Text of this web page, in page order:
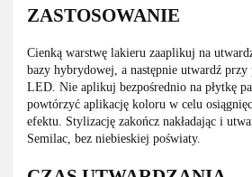
ZASTOSOWANIE
Cienką warstwę lakieru zaaplikuj na
bazy hybrydowej, a następnie utwardź
LED. Nie aplikuj bezpośrednio na płytkę
powtórzyć aplikację koloru w celu
efektu. Stylizację zakończ nakładając i
Semilac, bez niebieskiej poświaty.